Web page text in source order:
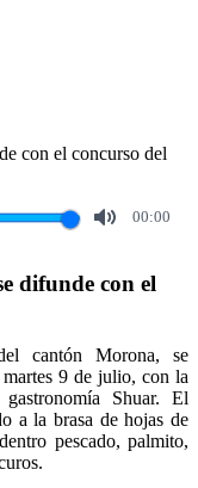
00:00
difunde con el
cantón Morona, se
martes 9 de julio, con la
Shuar. El
a la brasa de hojas de
pescado, palmito,